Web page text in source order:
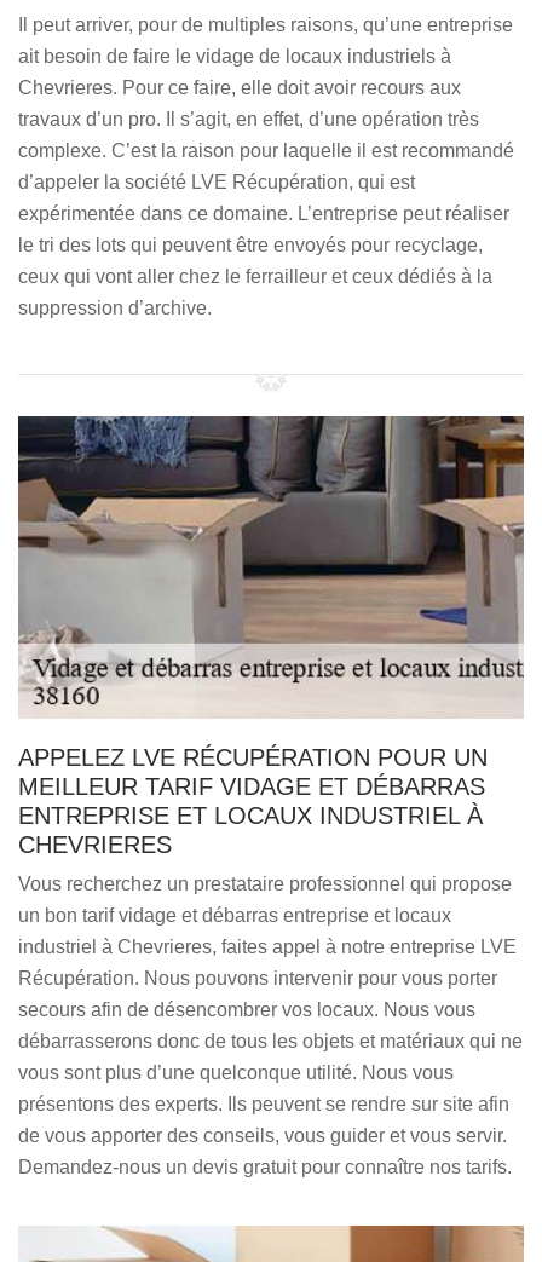
Il peut arriver, pour de multiples raisons, qu’une entreprise
ait besoin de faire le vidage de locaux industriels à
Chevrieres. Pour ce faire, elle doit avoir recours aux
travaux d’un pro. Il s’agit, en effet, d’une opération très
complexe. C’est la raison pour laquelle il est recommandé
d’appeler la société LVE Récupération, qui est
expérimentée dans ce domaine. L’entreprise peut réaliser
le tri des lots qui peuvent être envoyés pour recyclage,
ceux qui vont aller chez le ferrailleur et ceux dédiés à la
suppression d’archive.
APPELEZ LVE RÉCUPÉRATION POUR UN
MEILLEUR TARIF VIDAGE ET DÉBARRAS
ENTREPRISE ET LOCAUX INDUSTRIEL À
CHEVRIERES
Vous recherchez un prestataire professionnel qui propose
un bon tarif vidage et débarras entreprise et locaux
industriel à Chevrieres, faites appel à notre entreprise LVE
Récupération. Nous pouvons intervenir pour vous porter
secours afin de désencombrer vos locaux. Nous vous
débarrasserons donc de tous les objets et matériaux qui ne
vous sont plus d’une quelconque utilité. Nous vous
présentons des experts. Ils peuvent se rendre sur site afin
de vous apporter des conseils, vous guider et vous servir.
Demandez-nous un devis gratuit pour connaître nos tarifs.